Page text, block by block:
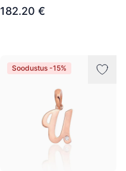
182.20 €
Soodustus -15%